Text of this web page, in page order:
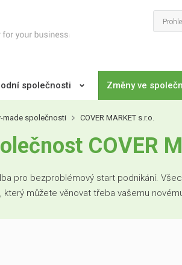
společnosti Změny ve
made společnosti COVER MARKET s.r.o.
COVER
pro bezproblémový start podnikání.
můžete věnovat třeba vašemu